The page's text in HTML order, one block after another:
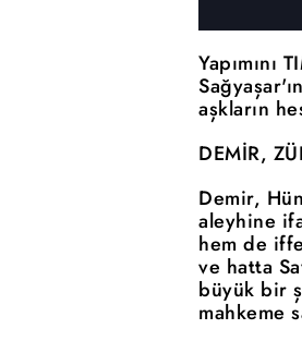
Yapımını
aşkların
DEMİR,
Demir,
aleyhine
hem de
ve hatta
büyük bir
mahkeme